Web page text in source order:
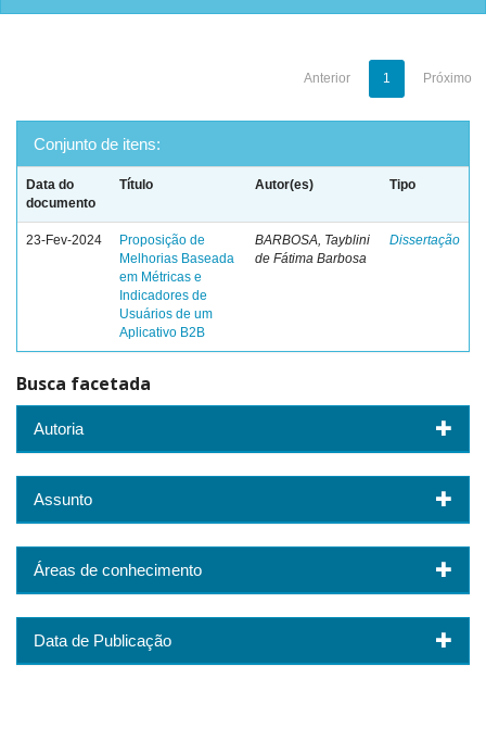
Anterior 1 Próximo
Conjunto de itens:
Data do
documento
Título Autor(es) Tipo
23-Fev-2024
Proposição de
Melhorias Baseada
em Métricas e
Indicadores de
Usuários de um
Aplicativo B2B
BARBOSA, Tayblini
de Fátima Barbosa
Dissertação
Busca facetada
Autoria
Assunto
Áreas de conhecimento
Data de Publicação